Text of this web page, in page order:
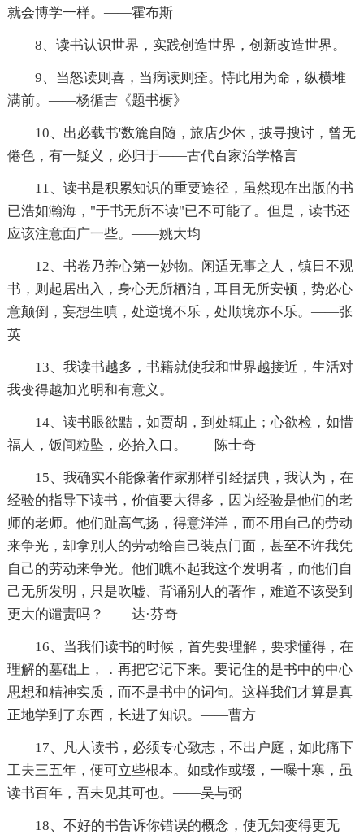
就会博学一样。——霍布斯
8、读书认识世界，实践创造世界，创新改造世界。
9、当怒读则喜，当病读则痊。恃此用为命，纵横堆
满前。——杨循吉《题书橱》
10、出必载书'数簏自随，旅店少休，披寻搜讨，曾无
倦色，有一疑义，必归于——古代百家治学格言
11、读书是积累知识的重要途径，虽然现在出版的书
已浩如瀚海，"于书无所不读"已不可能了。但是，读书还
应该注意面广一些。——姚大均
12、书卷乃养心第一妙物。闲适无事之人，镇日不观
书，则起居出入，身心无所栖泊，耳目无所安顿，势必心
意颠倒，妄想生嗔，处逆境不乐，处顺境亦不乐。——张
英
13、我读书越多，书籍就使我和世界越接近，生活对
我变得越加光明和有意义。
14、读书眼欲黠，如贾胡，到处辄止；心欲检，如惜
福人，饭间粒坠，必拾入口。——陈士奇
15、我确实不能像著作家那样引经据典，我认为，在
经验的指导下读书，价值要大得多，因为经验是他们的老
师的老师。他们趾高气扬，得意洋洋，而不用自己的劳动
来争光，却拿别人的劳动给自己装点门面，甚至不许我凭
自己的劳动来争光。他们瞧不起我这个发明者，而他们自
己无所发明，只是吹嘘、背诵别人的著作，难道不该受到
更大的谴责吗？——达·芬奇
16、当我们读书的时候，首先要理解，要求懂得，在
理解的墓础上，．再把它记下来。要记住的是书中的中心
思想和精神实质，而不是书中的词句。这样我们才算是真
正地学到了东西，长进了知识。——曹方
17、凡人读书，必须专心致志，不出户庭，如此痛下
工夫三五年，便可立些根本。如或作或辍，一曝十寒，虽
读书百年，吾未见其可也。——吴与弼
18、不好的书告诉你错误的概念，使无知变得更无